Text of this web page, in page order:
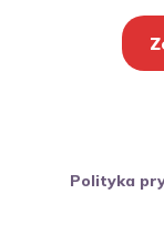
Polityka